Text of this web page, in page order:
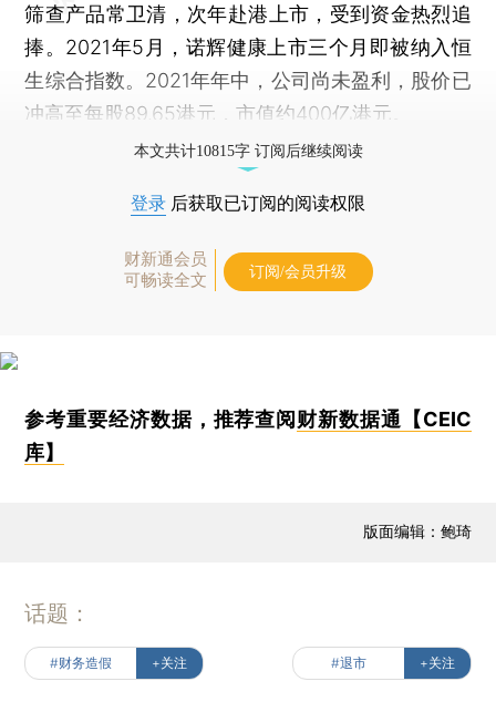
筛查产品常卫清，次年赴港上市，受到资金热烈追
捧。2021年5月，诺辉健康上市三个月即被纳入恒
生综合指数。2021年年中，公司尚未盈利，股价已
冲高至每股89.65港元，市值约400亿港元。
本文共计10815字 订阅后继续阅读
登录 后获取已订阅的阅读权限
财新通会员
可畅读全文
订阅/会员升级
参考重要经济数据，推荐查阅 财新数据通【CEIC
库】
版面编辑：鲍琦
话题：
#财务造假 +关注 #退市 +关注